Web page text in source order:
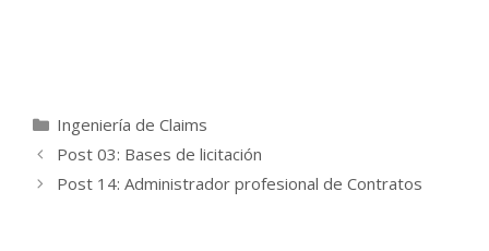
Ingeniería de Claims
Post 03: Bases de licitación
Post 14: Administrador profesional de Contratos